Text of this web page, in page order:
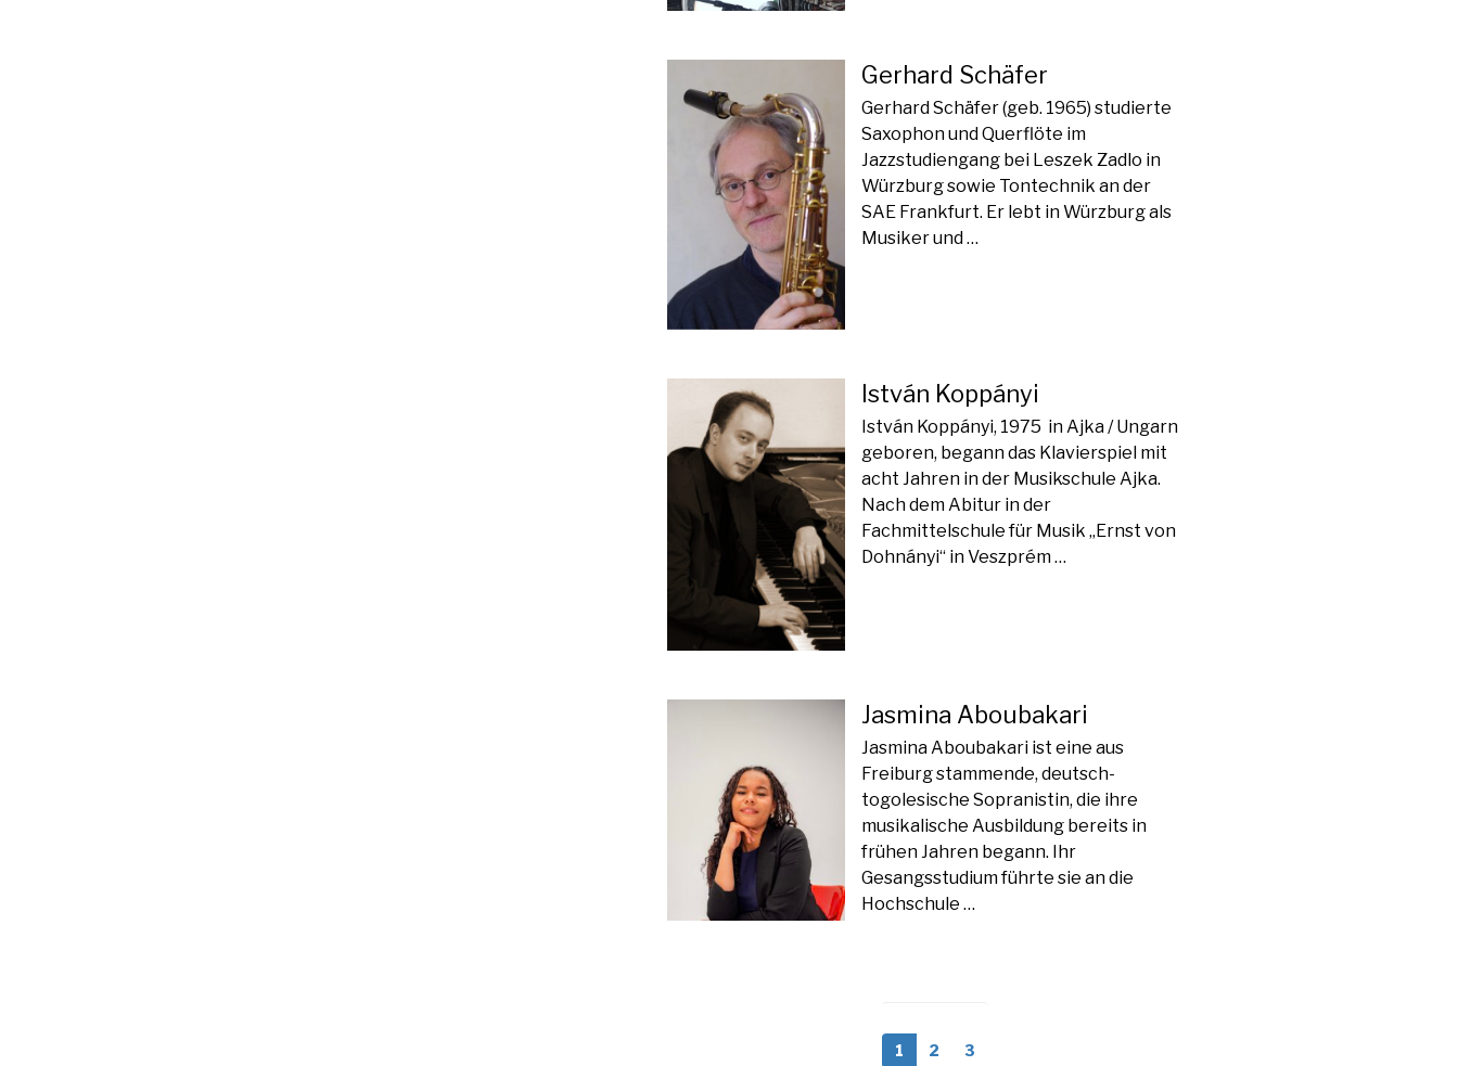
Gerhard Schäfer
Gerhard Schäfer (geb. 1965) studierte
Saxophon und Querflöte im
Jazzstudiengang bei Leszek Zadlo in
Würzburg sowie Tontechnik an der
SAE Frankfurt. Er lebt in Würzburg als
Musiker und …
István Koppányi
István Koppányi, 1975 in Ajka / Ungarn
geboren, begann das Klavierspiel mit
acht Jahren in der Musikschule Ajka.
Nach dem Abitur in der
Fachmittelschule für Musik „Ernst von
Dohnányi“ in Veszprém …
Jasmina Aboubakari
Jasmina Aboubakari ist eine aus
Freiburg stammende, deutsch-
togolesische Sopranistin, die ihre
musikalische Ausbildung bereits in
frühen Jahren begann. Ihr
Gesangsstudium führte sie an die
Hochschule …
1 2 3